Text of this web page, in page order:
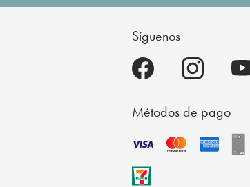
Síguenos
Métodos de pago